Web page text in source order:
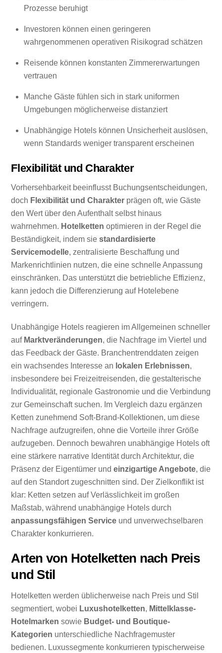
Prozesse beruhigt
Investoren können einen geringeren
wahrgenommenen operativen Risikograd schätzen
Reisende können konstanten Zimmererwartungen
vertrauen
Manche Gäste fühlen sich in stark uniformen
Umgebungen möglicherweise distanziert
Unabhängige Hotels können Unsicherheit auslösen,
wenn Standards weniger transparent erscheinen
Flexibilität und Charakter
Vorhersehbarkeit beeinflusst Buchungsentscheidungen,
doch Flexibilität und Charakter prägen oft, wie Gäste
den Wert über den Aufenthalt selbst hinaus
wahrnehmen. Hotelketten optimieren in der Regel die
Beständigkeit, indem siestandardisierte
Servicemodelle, zentralisierte Beschaffung und
Markenrichtlinien nutzen, die eine schnelle Anpassung
einschränken. Das unterstützt die betriebliche Effizienz,
kann jedoch die Differenzierung auf Hotelebene
verringern.
Unabhängige Hotels reagieren im Allgemeinen schneller
auf Marktveränderungen, die Nachfrage im Viertel und
das Feedback der Gäste. Branchentrenddaten zeigen
ein wachsendes Interesse an lokalen Erlebnissen,
insbesondere bei Freizeitreisenden, die gestalterische
Individualität, regionale Gastronomie und die Verbindung
zur Gemeinschaft suchen. Im Vergleich dazu ergänzen
Ketten zunehmend Soft-Brand-Kollektionen, um diese
Nachfrage aufzugreifen, ohne die Vorteile ihrer Größe
aufzugeben. Dennoch bewahren unabhängige Hotels oft
eine stärkere narrative Identität durch Architektur, die
Präsenz der Eigentümer undeinzigartige Angebote, die
auf den Standort zugeschnitten sind. Der Zielkonflikt ist
klar: Ketten setzen auf Verlässlichkeit im großen
Maßstab, während unabhängige Hotels durch
anpassungsfähigen Service und unverwechselbaren
Charakter konkurrieren.
Arten von Hotelketten nach Preis
und Stil
Hotelketten werden üblicherweise nach Preis und Stil
segmentiert, wobei Luxushotelketten, Mittelklasse-
Hotelmarken sowie Budget- und Boutique-
Kategorien unterschiedliche Nachfragemuster
bedienen. Luxussegmente konkurrieren typischerweise